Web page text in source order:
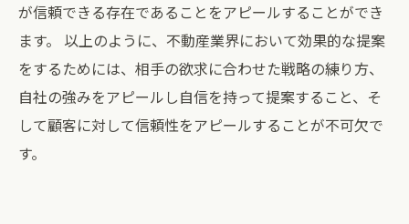
が信頼できる存在であることをアピールすることができ
ます。 以上のように、不動産業界において効果的な提案
をするためには、相手の欲求に合わせた戦略の練り方、
自社の強みをアピールし自信を持って提案すること、そ
して顧客に対して信頼性をアピールすることが不可欠で
す。